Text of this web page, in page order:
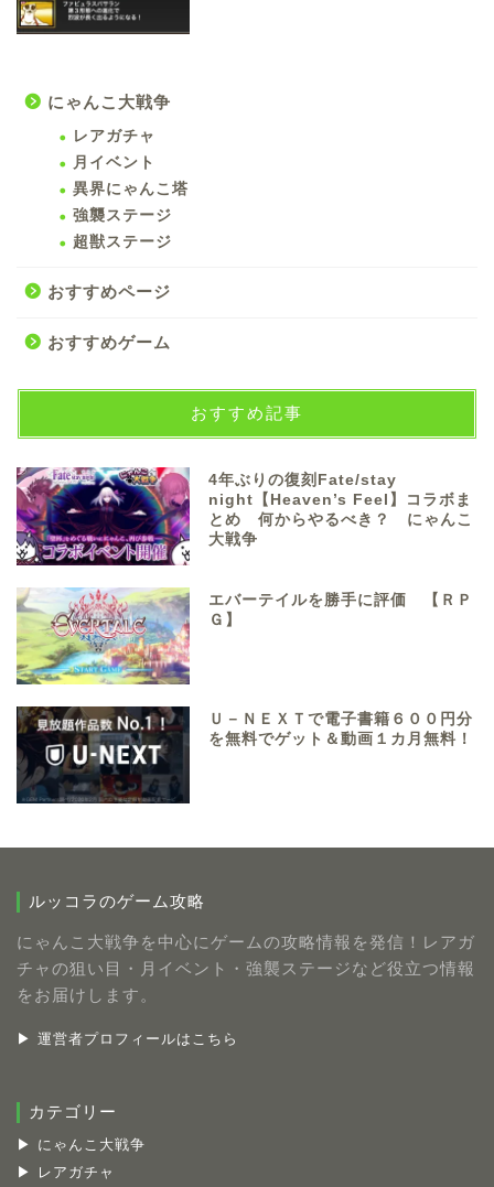
にゃんこ大戦争
レアガチャ
月イベント
異界にゃんこ塔
強襲ステージ
超獣ステージ
おすすめページ
おすすめゲーム
おすすめ記事
4年ぶりの復刻Fate/stay
night【Heaven’s Feel】コラボま
とめ 何からやるべき？ にゃんこ
大戦争
エバーテイルを勝手に評価 【ＲＰ
Ｇ】
Ｕ－ＮＥＸＴで電子書籍６００円分
を無料でゲット＆動画１カ月無料！
ルッコラのゲーム攻略
にゃんこ大戦争を中心にゲームの攻略情報を発信！レアガ
チャの狙い目・月イベント・強襲ステージなど役立つ情報
をお届けします。
▶ 運営者プロフィールはこちら
カテゴリー
▶ にゃんこ大戦争
▶ レアガチャ